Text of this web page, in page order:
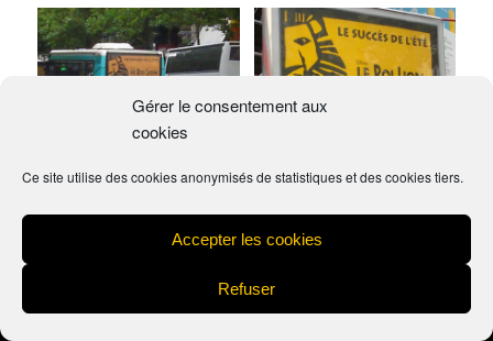
Gérer le consentement aux
cookies
Ce site utilise des cookies anonymisés de statistiques et des cookies tiers.
Accepter les cookies
Refuser
© Le Rapport du Matin
Mentions légales Fièrement propulsé par WordPress